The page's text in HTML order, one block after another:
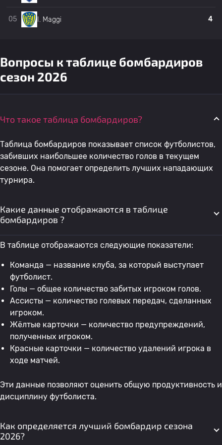
Вилфридо Мануэль
20 G. Bogado Сп. Лукено
Родригес Бургос
23
Луис Мигель Айяла
Брусиль
24
Хулио Сесар Гонсалес
Тринидад
0
26
Matias Caceres Aguero
Fernando
2 мая
27 Николас Андрес Мана Спортиво Триниденсе
28
Алекс Родриго
29 C. Ocampos
30 G. Servio Клуб "Гуарани 0
05 I. Maggi 4
Вопросы к таблице бомбардиров
сезон 2026
Что такое таблица бомбардиров?
Таблица бомбардиров показывает список футболистов,
забивших наибольшее количество голов в текущем
сезоне. Она помогает определить лучших нападающих
турнира.
Какие данные отображаются в таблице
бомбардиров ?
В таблице отображаются следующие показатели:
Команда — название клуба, за который выступает
футболист.
Голы — общее количество забитых игроком голов.
Ассисты — количество голевых передач, сделанных
игроком.
Жёлтые карточки — количество предупреждений,
полученных игроком.
Красные карточки — количество удалений игрока в
ходе матчей.
Эти данные позволяют оценить общую продуктивность и
дисциплину футболиста.
Как определяется лучший бомбардир сезона
2026?